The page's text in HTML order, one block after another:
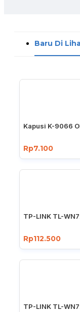
Baru Di
Kapusi K-9066
Rp7.100
TP-LINK TL-
Rp112.500
TP-LINK TL-